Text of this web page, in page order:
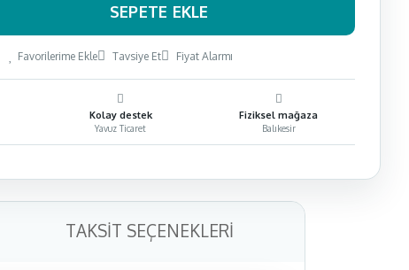
SEPETE EKLE
Favorilerime Ekle Tavsiye Et Fiyat Alarmı
Kolay destek
Yavuz Ticaret
Fiziksel mağaza
Balıkesir
TAKSIT SEÇENEKLERI